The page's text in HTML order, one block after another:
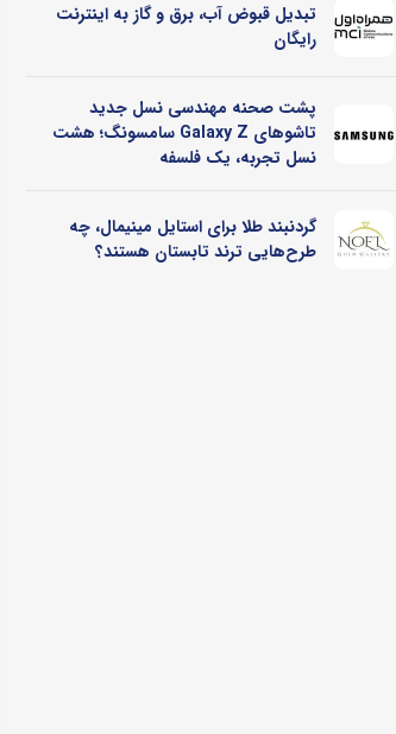
تبدیل قبوض آب، برق و گاز به اینترنت
رایگان
پشت صحنه مهندسی نسل جدید
تاشوهای Galaxy Z سامسونگ؛ هشت
نسل تجربه، یک فلسفه
گردنبند طلا برای استایل مینیمال، چه
طرح‌هایی ترند تابستان هستند؟